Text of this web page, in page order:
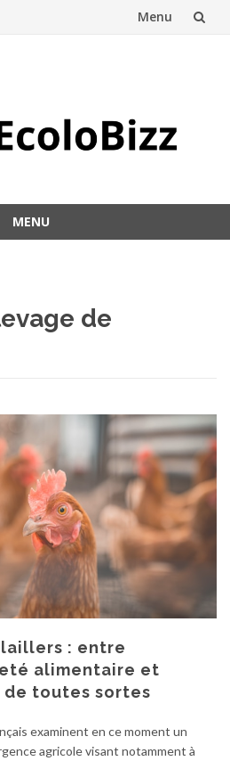
Menu
MENU
de
: entre
alimentaire et
de toutes sortes
examinent en ce moment un
agricole visant notamment à